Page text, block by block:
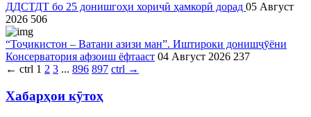
ДДСТДТ бо 25 донишгоҳи хориҷӣ ҳамкорӣ дорад 05 Август
2026 506
“Тоҷикистон – Ватани азизи ман”. Иштироки донишҷӯёни
Консерватория афзоиш ёфтааст 04 Август 2026 237
← ctrl 1 2 3 ... 896 897 ctrl →
Хабарҳои кӯтоҳ